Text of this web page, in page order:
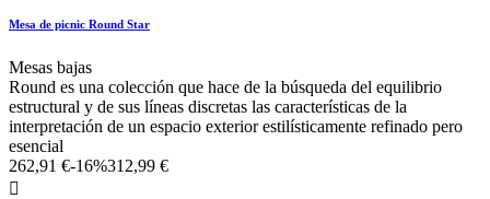
Mesa de picnic Round Star
Mesas bajas
Round es una colección que hace de la búsqueda del equilibrio
estructural y de sus líneas discretas las características de la
interpretación de un espacio exterior estilísticamente refinado pero
esencial
262,91 €-16%312,99 €
